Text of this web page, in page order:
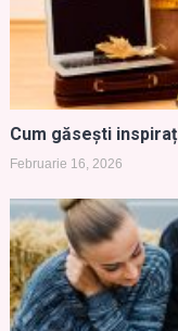
Cum găsești
Februarie 16, 2026